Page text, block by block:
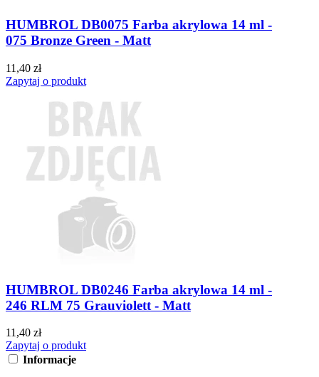
HUMBROL DB0075 Farba akrylowa 14 ml -
075 Bronze Green - Matt
11,40 zł
Zapytaj o produkt
HUMBROL DB0246 Farba akrylowa 14 ml -
246 RLM 75 Grauviolett - Matt
11,40 zł
Zapytaj o produkt
Informacje